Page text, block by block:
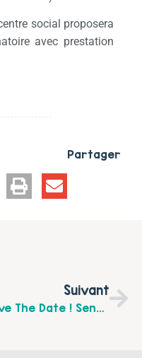
social proposera
avec prestation
Partager
Suivant
Save The Date ! Sensibilisation Aux Professionnels De La Petite Enfance – Gamins Exceptionnels